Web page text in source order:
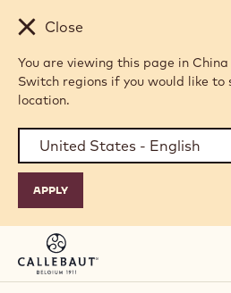
Skip to main content
Close
You are viewing this page in China
Switch regions if you would like to
location.